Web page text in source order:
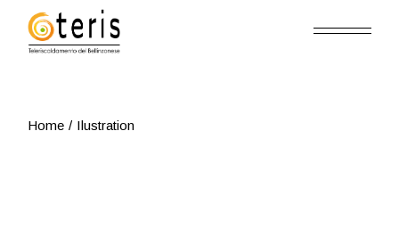
content
Home Ilustration